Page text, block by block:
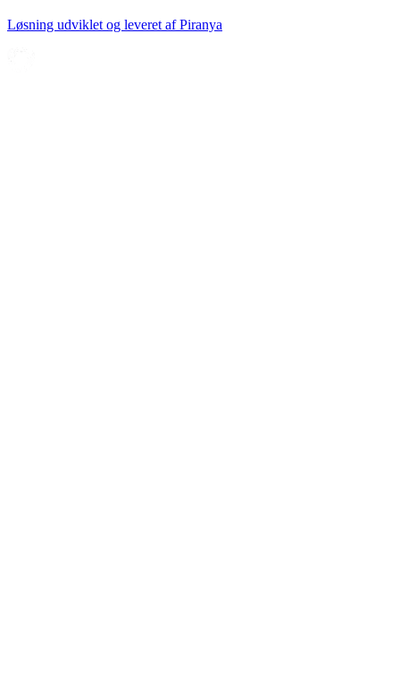
Løsning udviklet og leveret afPiranya